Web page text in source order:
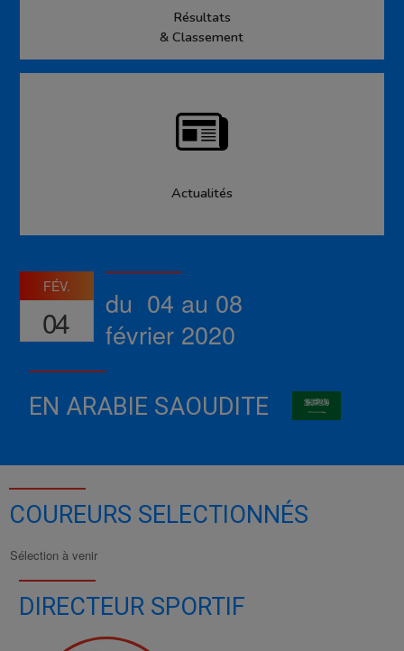
Résultats
& Classement
Actualités
FÉV.
04
du 04 au 08
février 2020
EN ARABIE SAOUDITE
COUREURS SELECTIONNÉS
Sélection à venir
DIRECTEUR SPORTIF